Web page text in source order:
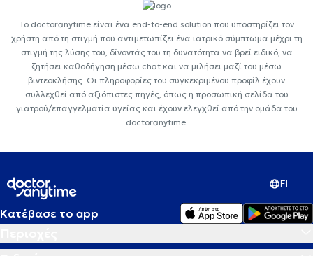
Το doctoranytime είναι ένα end-to-end solution που υποστηρίζει τον
χρήστη από τη στιγμή που αντιμετωπίζει ένα ιατρικό σύμπτωμα μέχρι τη
στιγμή της λύσης του, δίνοντάς του τη δυνατότητα να βρεί ειδικό, να
ζητήσει καθοδήγηση μέσω chat και να μιλήσει μαζί του μέσω
βιντεοκλήσης. Οι πληροφορίες του συγκεκριμένου προφίλ έχουν
συλλεχθεί από αξιόπιστες πηγές, όπως η προσωπική σελίδα του
γιατρού/επαγγελματία υγείας και έχουν ελεγχθεί από την ομάδα του
doctoranytime.
EL
Κατέβασε το app